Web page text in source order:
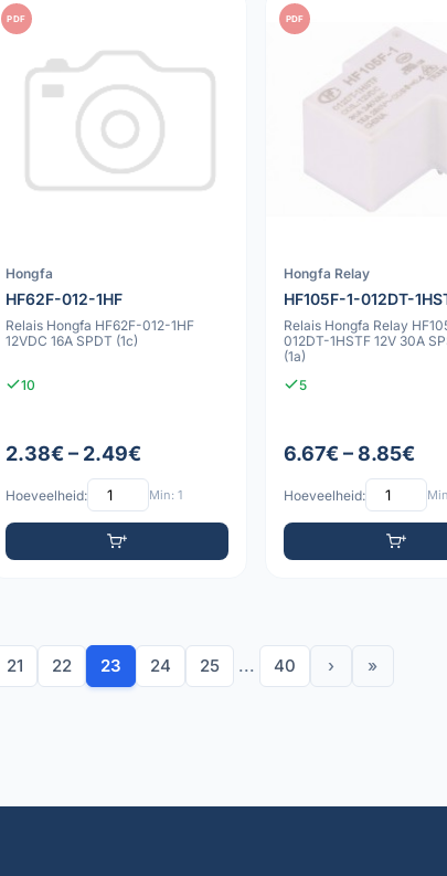
PDF
Hongfa
HF62F-012-1HF
Relais Hongfa HF62F-012-1HF
12VDC 16A SPDT (1c)
10
2.38€ – 2.49€
Hoeveelheid: Min: 1
PDF
Hongfa Relay
HF105F-1-012DT-
Relais Hongfa Relay
012DT-1HSTF 12V 30A
(1a)
5
6.67€ – 8.85€
Hoeveelheid:
21 22 23 24 25 ... 40 › »